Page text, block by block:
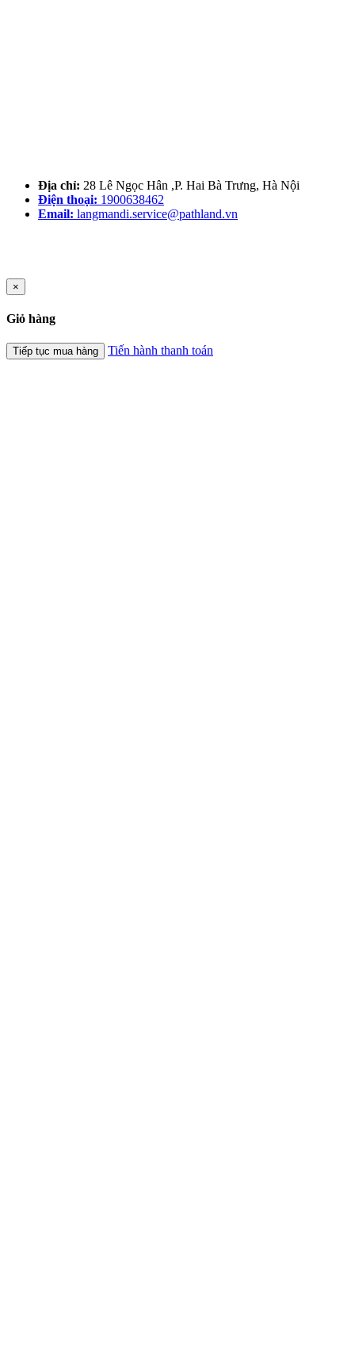
Địa chỉ: 28 Lê Ngọc Hân ,P. Hai Bà Trưng, Hà Nội
Điện thoại: 1900638462
Email: langmandi.service@pathland.vn
×
Giỏ hàng
Tiếp tục mua hàng Tiến hành thanh toán